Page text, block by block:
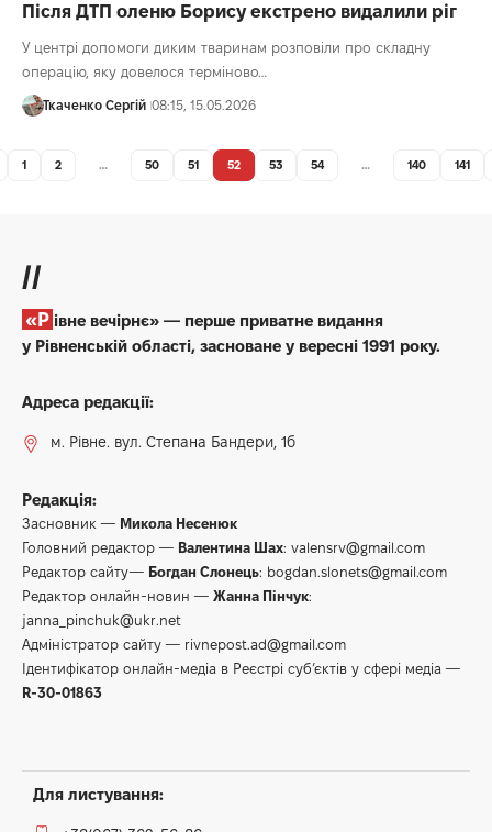
Після ДТП оленю Борису екстрено видалили ріг
У центрі допомоги диким тваринам розповіли про складну
операцію, яку довелося терміново…
Ткаченко Сергій 08:15, 15.05.2026
1 2 … 50 51 52 53 54 … 140 141
//
«Рівне вечірнє» — перше приватне видання
у Рівненській області, засноване у вересні 1991 року.
Адреса редакції:
м. Рівне. вул. Степана Бандери, 1б
Редакція:
Засновник — Микола Несенюк
Головний редактор — Валентина Шах: valensrv@gmail.com
Редактор сайту— Богдан Слонець: bogdan.slonets@gmail.com
Редактор онлайн-новин — Жанна Пінчук:
janna_pinchuk@ukr.net
Адміністратор сайту — rivnepost.ad@gmail.com
Ідентифікатор онлайн-медіа в Реєстрі суб’єктів у сфері медіа —
R-30-01863
Для листування: